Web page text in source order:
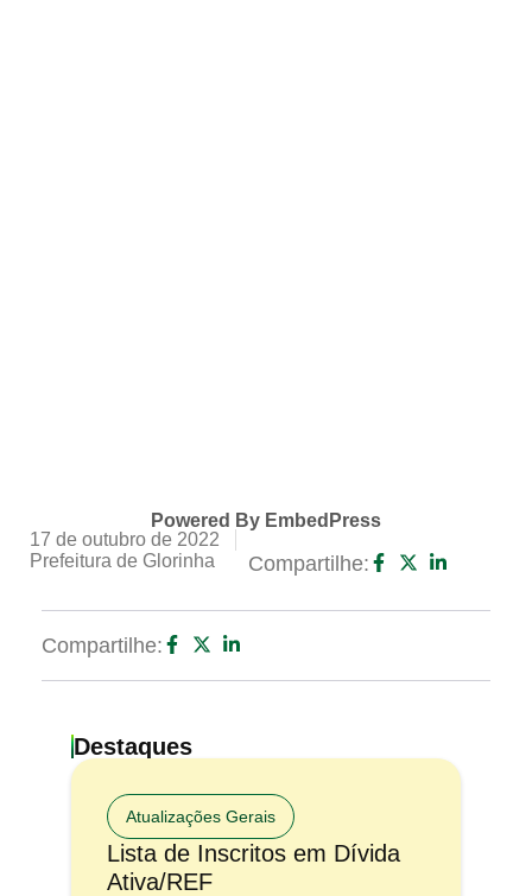
Powered By EmbedPress
17 de outubro de 2022
Prefeitura de Glorinha
Compartilhe:
Compartilhe:
Destaques
Atualizações Gerais
Lista de Inscritos em Dívida
Ativa/REF